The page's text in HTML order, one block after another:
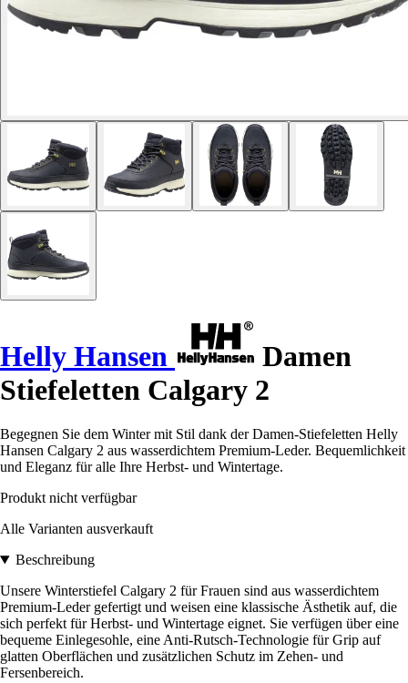
Helly Hansen
Damen
Stiefeletten Calgary 2
Begegnen Sie dem Winter mit Stil dank der Damen-Stiefeletten Helly
Hansen Calgary 2 aus wasserdichtem Premium-Leder. Bequemlichkeit
und Eleganz für alle Ihre Herbst- und Wintertage.
Produkt nicht verfügbar
Alle Varianten ausverkauft
Beschreibung
Unsere Winterstiefel Calgary 2 für Frauen sind aus wasserdichtem
Premium-Leder gefertigt und weisen eine klassische Ästhetik auf, die
sich perfekt für Herbst- und Wintertage eignet. Sie verfügen über eine
bequeme Einlegesohle, eine Anti-Rutsch-Technologie für Grip auf
glatten Oberflächen und zusätzlichen Schutz im Zehen- und
Fersenbereich.